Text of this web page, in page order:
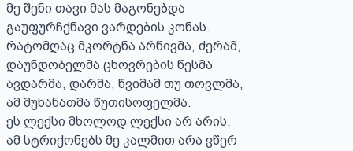
მე შენი თავი მას მაგონებდა
გაუფურჩქნავი ვარდების კონას.
რატომღაც მკორტნა არწივმა, ძერამ,
დაუნდობელმა ცხოვრების წესმა
ავდარმა, დარმა, წვიმამ თუ თოვლმა,
ამ მუხანათმა წუთისოფელმა.
ეს ლექსი მხოლოდ ლექსი არ არის,
ამ სტრიქონებს მე კალმით არა ვწერ